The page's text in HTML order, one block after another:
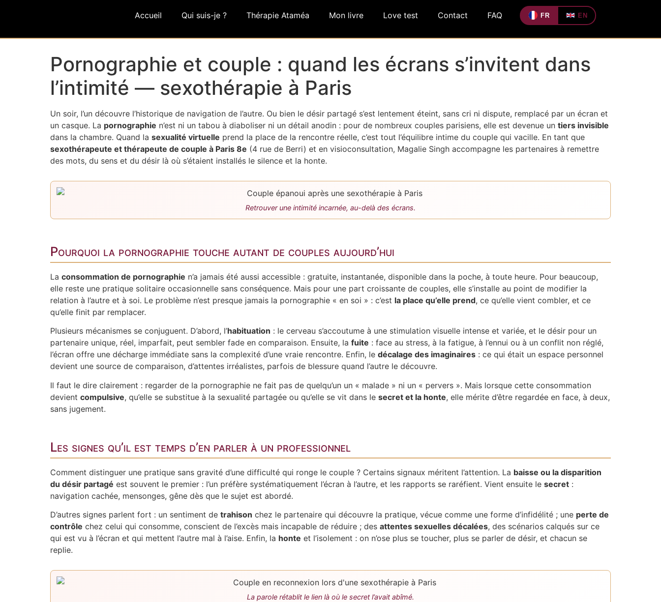
Accueil Qui suis-je ? Thérapie Ataméa Mon livre Love test Contact FAQ FR EN
Pornographie et couple : quand les écrans s’invitent dans
l’intimité — sexothérapie à Paris
Un soir, l’un découvre l’historique de navigation de l’autre. Ou bien le désir partagé s’est lentement éteint, sans cri ni dispute, remplacé par un écran et
un casque. La pornographie n’est ni un tabou à diaboliser ni un détail anodin : pour de nombreux couples parisiens, elle est devenue un tiers invisible
dans la chambre. Quand la sexualité virtuelle prend la place de la rencontre réelle, c’est tout l’équilibre intime du couple qui vacille. En tant que
sexothérapeute et thérapeute de couple à Paris 8e (4 rue de Berri) et en visioconsultation, Magalie Singh accompagne les partenaires à remettre
des mots, du sens et du désir là où s’étaient installés le silence et la honte.
Retrouver une intimité incarnée, au-delà des écrans.
Pourquoi la pornographie touche autant de couples aujourd’hui
La consommation de pornographie n’a jamais été aussi accessible : gratuite, instantanée, disponible dans la poche, à toute heure. Pour beaucoup,
elle reste une pratique solitaire occasionnelle sans conséquence. Mais pour une part croissante de couples, elle s’installe au point de modifier la
relation à l’autre et à soi. Le problème n’est presque jamais la pornographie « en soi » : c’est la place qu’elle prend, ce qu’elle vient combler, et ce
qu’elle finit par remplacer.
Plusieurs mécanismes se conjuguent. D’abord, l’habituation : le cerveau s’accoutume à une stimulation visuelle intense et variée, et le désir pour un
partenaire unique, réel, imparfait, peut sembler fade en comparaison. Ensuite, la fuite : face au stress, à la fatigue, à l’ennui ou à un conflit non réglé,
l’écran offre une décharge immédiate sans la complexité d’une vraie rencontre. Enfin, le décalage des imaginaires : ce qui était un espace personnel
devient une source de comparaison, d’attentes irréalistes, parfois de blessure quand l’autre le découvre.
Il faut le dire clairement : regarder de la pornographie ne fait pas de quelqu’un un « malade » ni un « pervers ». Mais lorsque cette consommation
devient compulsive, qu’elle se substitue à la sexualité partagée ou qu’elle se vit dans le secret et la honte, elle mérite d’être regardée en face, à deux,
sans jugement.
Les signes qu’il est temps d’en parler à un professionnel
Comment distinguer une pratique sans gravité d’une difficulté qui ronge le couple ? Certains signaux méritent l’attention. La baisse ou la disparition
du désir partagé est souvent le premier : l’un préfère systématiquement l’écran à l’autre, et les rapports se raréfient. Vient ensuite le secret :
navigation cachée, mensonges, gêne dès que le sujet est abordé.
D’autres signes parlent fort : un sentiment de trahison chez le partenaire qui découvre la pratique, vécue comme une forme d’infidélité ; une perte de
contrôle chez celui qui consomme, conscient de l’excès mais incapable de réduire ; des attentes sexuelles décalées, des scénarios calqués sur ce
qui est vu à l’écran et qui mettent l’autre mal à l’aise. Enfin, la honte et l’isolement : on n’ose plus se toucher, plus se parler de désir, et chacun se
replie.
La parole rétablit le lien là où le secret l’avait abîmé.